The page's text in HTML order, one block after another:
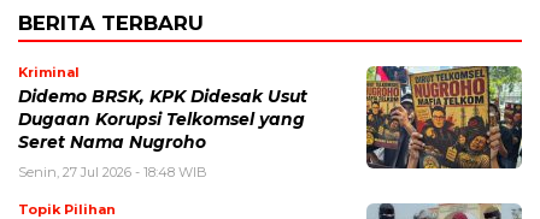
BERITA TERBARU
Kriminal
Didemo BRSK, KPK Didesak Usut
Dugaan Korupsi Telkomsel yang
Seret Nama Nugroho
Senin, 27 Jul 2026 - 18:48 WIB
Topik Pilihan